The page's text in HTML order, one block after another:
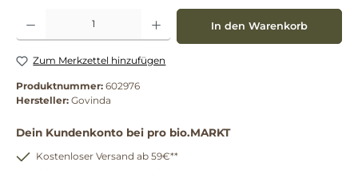
Produkt Anzahl: Gib den gewünschten Wert ein oder benutze die Schaltflächen um
In den Warenkorb
Zum Merkzettel hinzufügen
Produktnummer: 602976
Hersteller: Govinda
Dein Kundenkonto bei pro bio.MARKT
Kostenloser Versand ab 59€**